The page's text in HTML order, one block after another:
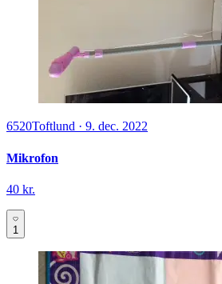
6520Toftlund · 9. dec. 2022
Mikrofon
40 kr.
1